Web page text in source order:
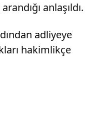
anlaşıldı.
adliyeye
hakimlikçe